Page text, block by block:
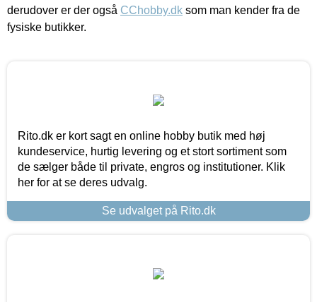
derudover er der også CChobby.dk som man kender fra de
fysiske butikker.
Rito.dk er kort sagt en online hobby butik med høj
kundeservice, hurtig levering og et stort sortiment som
de sælger både til private, engros og institutioner. Klik
her for at se deres udvalg.
Se udvalget på Rito.dk